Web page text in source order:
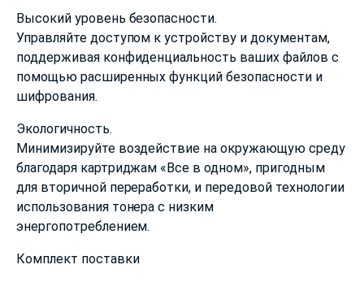
Высокий уровень безопасности.
Управляйте доступом к устройству и документам,
поддерживая конфиденциальность ваших файлов с
помощью расширенных функций безопасности и
шифрования.
Экологичность.
Минимизируйте воздействие на окружающую среду
благодаря картриджам «Все в одном», пригодным
для вторичной переработки, и передовой технологии
использования тонера с низким
энергопотреблением.
Комплект поставки